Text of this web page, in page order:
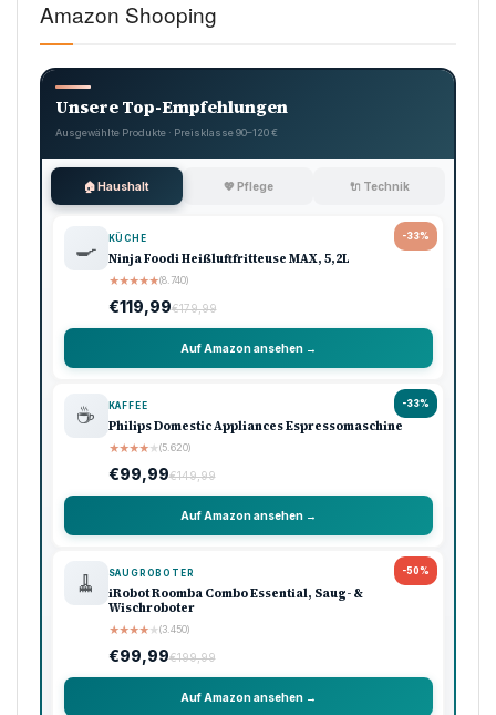
Amazon Shooping
Unsere Top-Empfehlungen
Ausgewählte Produkte · Preisklasse 90–120 €
🏠 Haushalt 💖 Pflege 🔌 Technik
-33%
🍳 KÜCHE
Ninja Foodi Heißluftfritteuse MAX, 5,2L
★★★★★(8.740)
€119,99€179,99
Auf Amazon ansehen →
-33%
☕ KAFFEE
Philips Domestic Appliances Espressomaschine
★★★★★(5.620)
€99,99€149,99
Auf Amazon ansehen →
-50%
🧹 SAUGROBOTER
iRobot Roomba Combo Essential, Saug- &
Wischroboter
★★★★★(3.450)
€99,99€199,99
Auf Amazon ansehen →